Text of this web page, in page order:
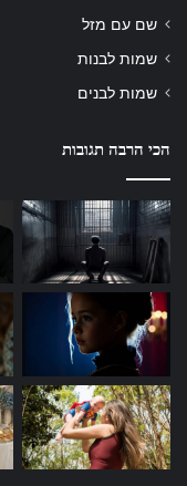
שם עם מזל
שמות לבנות
שמות לבנים
הכי הרבה תגובות